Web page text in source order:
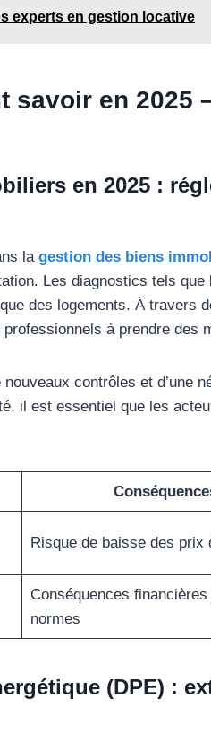
experts en gestion locative
en 2025
en 2025 :
la gestion des biens
Les diagnostics tels
des logements. À travers
à prendre des
contrôles et d’une
il est essentiel que les
Risque de baisse des prix
Conséquences
normes
(DPE) :